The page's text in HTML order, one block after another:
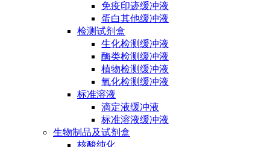
免疫印迹缓冲液
蛋白其他缓冲液
检测试剂盒
生化检测缓冲液
酶类检测缓冲液
植物检测缓冲液
氧化检测缓冲液
标准溶液
滴定液缓冲液
标准溶液缓冲液
生物制品及试剂盒
核酸纯化